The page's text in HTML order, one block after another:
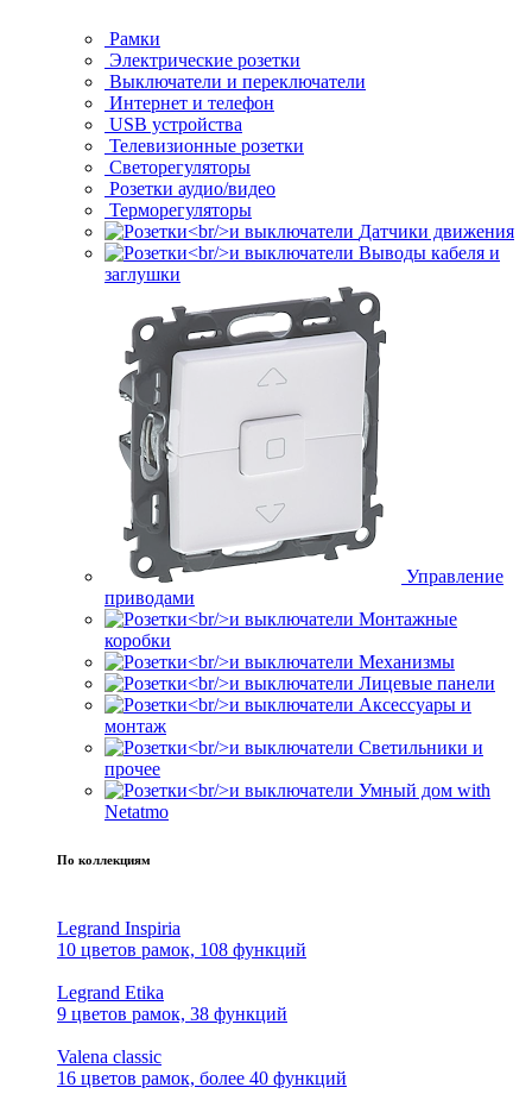
Рамки
Электрические розетки
Выключатели и переключатели
Интернет и телефон
USB устройства
Телевизионные розетки
Светорегуляторы
Розетки аудио/видео
Терморегуляторы
Датчики движения
Выводы кабеля и
заглушки
Управление
приводами
Монтажные
коробки
Механизмы
Лицевые панели
Аксессуары и
монтаж
Светильники и
прочее
Умный дом with
Netatmo
По коллекциям
Legrand Inspiria
10 цветов рамок, 108 функций
Legrand Etika
9 цветов рамок, 38 функций
Valena classic
16 цветов рамок, более 40 функций